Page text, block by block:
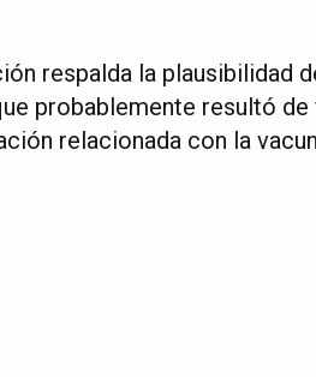
respalda la plausibilidad
probablemente resultó
relacionada con la